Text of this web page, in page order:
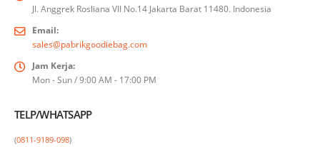
Jl. Anggrek Rosliana VII No.14 Jakarta Barat 11480. Indonesia
Email:
sales@pabrikgoodiebag.com
Jam Kerja:
Mon - Sun / 9:00 AM - 17:00 PM
TELP/WHATSAPP
(0811-9189-098)